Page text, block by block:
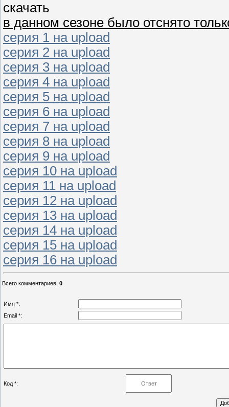
скачать
в данном сезоне было отснято
серия 1 на upload
серия 2 на upload
серия 3 на upload
серия 4 на upload
серия 5 на upload
серия 6 на upload
серия 7 на upload
серия 8 на upload
серия 9 на upload
серия 10 на upload
серия 11 на upload
серия 12 на upload
серия 13 на upload
серия 14 на upload
серия 15 на upload
серия 16 на upload
Всего комментариев: 0
Имя *:
Email *:
Код *: